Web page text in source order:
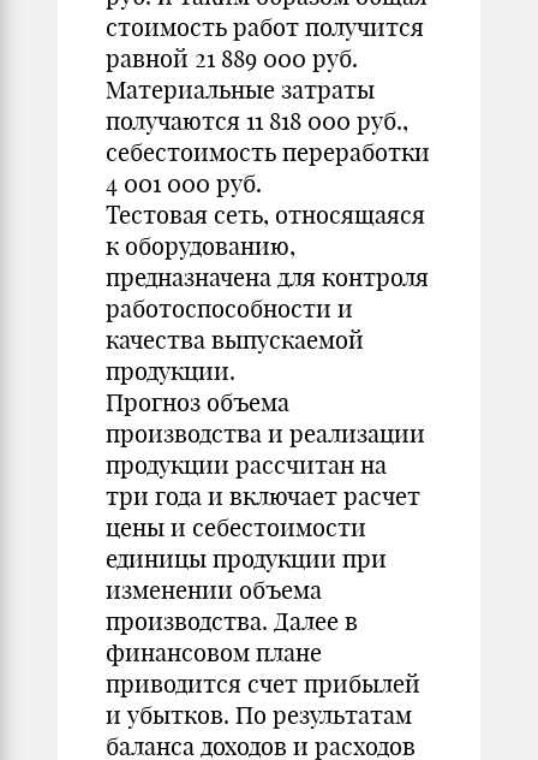
стоимость работ получится
равной 21 889 000 руб.
Материальные затраты
получаются 11 818 000 руб.,
себестоимость переработки
4 001 000 руб.
Тестовая сеть, относящаяся
к оборудованию,
предназначена для контроля
работоспособности и
качества выпускаемой
продукции.
Прогноз объема
производства и реализации
продукции рассчитан на
три года и включает расчет
цены и себестоимости
единицы продукции при
изменении объема
производства. Далее в
финансовом плане
приводится счет прибылей
и убытков. По результатам
баланса доходов и расходов